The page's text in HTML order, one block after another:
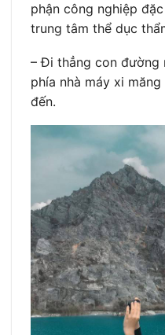
phận công nghiệp
trung tâm thể dục
– Đi thẳng con đường
phía nhà máy xi
đến.